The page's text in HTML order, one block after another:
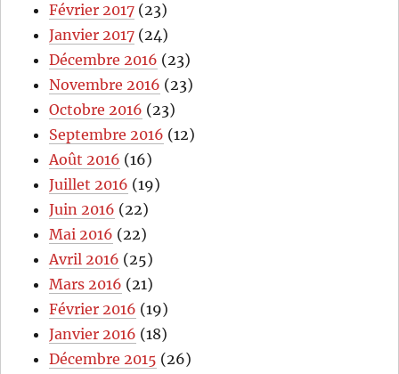
Février 2017 (23)
Janvier 2017 (24)
Décembre 2016 (23)
Novembre 2016 (23)
Octobre 2016 (23)
Septembre 2016 (12)
Août 2016 (16)
Juillet 2016 (19)
Juin 2016 (22)
Mai 2016 (22)
Avril 2016 (25)
Mars 2016 (21)
Février 2016 (19)
Janvier 2016 (18)
Décembre 2015 (26)